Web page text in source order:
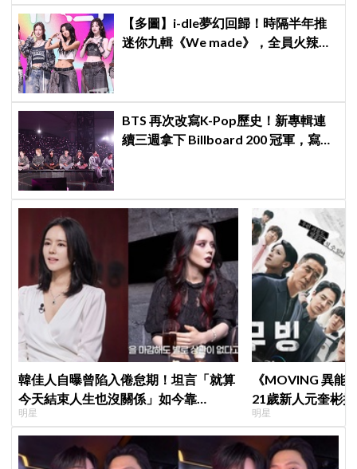
【多圖】i-dle夢幻回歸！時隔半年推
迷你九輯《We made》，全員火辣現
BTS 再次改寫K-Pop歷史！新專輯連
續三週拿下 Billboard 200 冠軍，寫下
韓佳人自曝曾陷入倦怠期！坦言「就算
今天結束人生也沒關係」如今靠
YouTube重拾生活樂趣
明星
《MOVING 異能
21歲新人元奎彬
明星